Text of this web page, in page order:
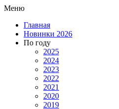
Меню
Главная
Новинки 2026
По году
2025
2024
2023
2022
2021
2020
2019